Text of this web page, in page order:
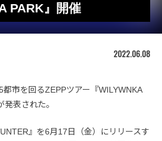
PARK』開催
2022.06.08
市を回るZEPPツアー『WILYWNKA
表された。
』を6月17日（金）にリリースす